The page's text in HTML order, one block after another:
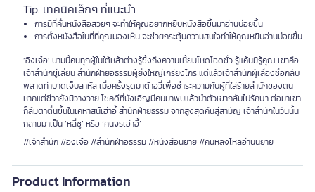
Tip. เทคนิคเล็กๆ ที่แนะนำ
การมีที่คั่นหนังสือสวยๆ จะทำให้คุณอยากหยิบหนังสือขึ้นมาอ่านบ่อยขึ้น
การตั้งหนังสือในที่ที่คุณมองเห็น จะช่วยกระตุ้นความสนใจทำให้คุณหยิบอ่านบ่อยขึ้น
‘อิงเจ๋อ’ นามนี้คนทุกผู้ในใต้หล้าต่างรู้ซึ้งถึงความเหี้ยมโหดโฉดชั่ว รู้แค้นมิรู้คุณ เขาคือ
เจ้าสำนักขู่เลี่ยน สำนักฝ่ายอธรรมผู้ยิ่งใหญ่เกรียงไกร แต่แล้วเจ้าสำนักผู้เลื่องชื่อกลับ
พลาดท่าบาดเจ็บสาหัส เมื่อครั้งรุดมาต้าอวี่เพื่อชำระความกับผู้ที่ใส่ร้ายสำนักของตน
หากแต่ชีวายังมิวางวาย โชคดีที่บังเอิญมีคนมาพบแล้วนำตัวเขากลับไปรักษา ต่อมาเขา
ก็ลืมตาตื่นขึ้นในเคหาสน์เฮ่าอี้ สำนักฝ่ายธรรม จากสูงสุดคืนสู่สามัญ เจ้าสำนักในวันนั้น
กลายมาเป็น ‘หลี่ซู’ หรือ ‘คนจรเฮ่าอี้’
#เจ้าสำนัก #อิงเจ๋อ #สำนักฝ่าอธรรม #หนังสือนิยาย #คนหลงไหลอ่านนิยาย
Product Information